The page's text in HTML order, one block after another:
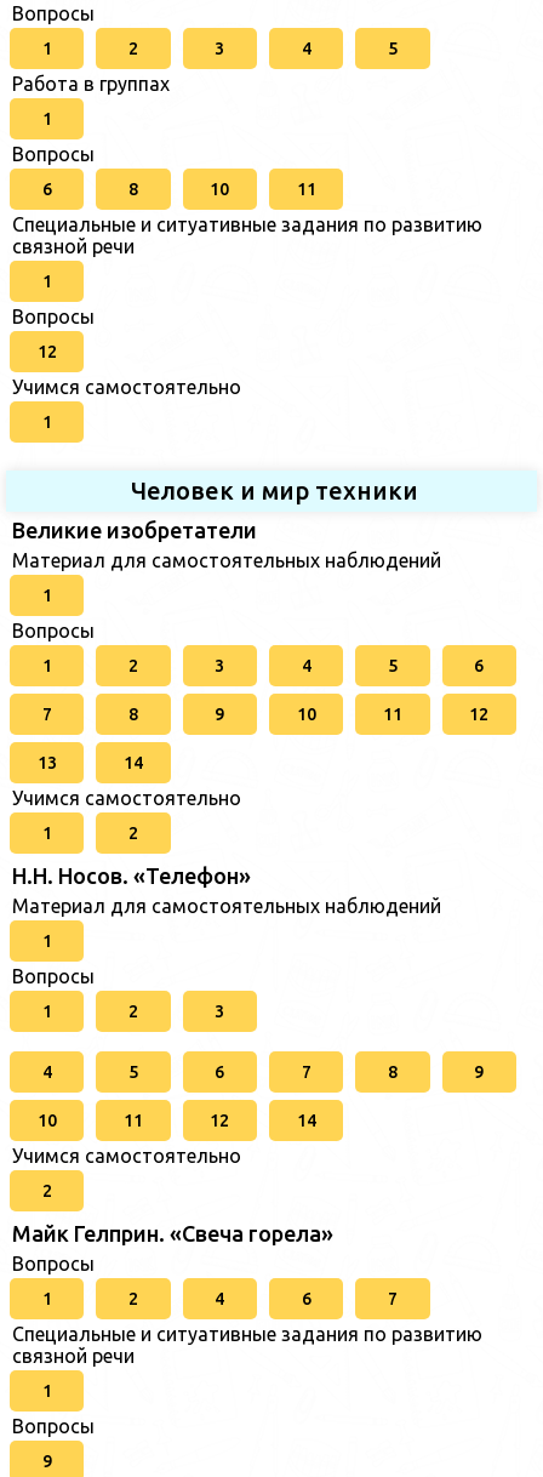
Вопросы
1 2 3 4 5
Работа в группах
1
Вопросы
6 8 10 11
Специальные и ситуативные задания по развитию
связной речи
1
Вопросы
12
Учимся самостоятельно
1
Человек и мир техники
Великие изобретатели
Материал для самостоятельных наблюдений
1
Вопросы
1 2 3 4 5 6
7 8 9 10 11 12
13 14
Учимся самостоятельно
1 2
Н.Н. Носов. «Телефон»
Материал для самостоятельных наблюдений
1
Вопросы
1 2 3
4 5 6 7 8 9
10 11 12 14
Учимся самостоятельно
2
Майк Гелприн. «Свеча горела»
Вопросы
1 2 4 6 7
Специальные и ситуативные задания по развитию
связной речи
1
Вопросы
9